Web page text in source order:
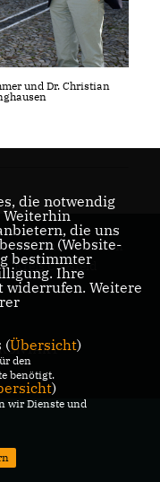
und Dr. Christian
Ihr Landrat für den
Kreis Coesfeld
die notwendig
Weiterhin
die uns
(Website-
bestimmter
Ihre
widerrufen. Weitere
(Übersicht)
den
benötigt.
)
wir Dienste und